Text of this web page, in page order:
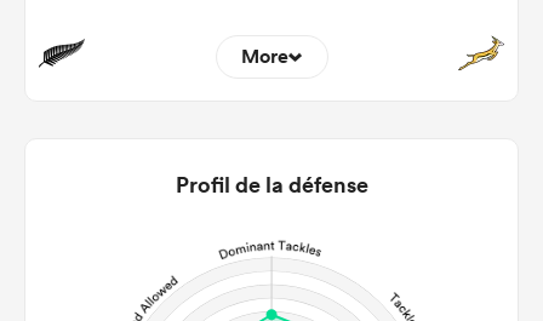
More
22m Conversion
Carries
Profil de la défense